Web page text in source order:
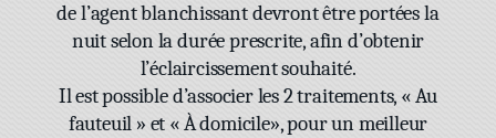
de l’agent blanchissant devront être portées la
nuit selon la durée prescrite, afin d’obtenir
l’éclaircissement souhaité.
Il est possible d’associer les 2 traitements, « Au
fauteuil » et « À domicile», pour un meilleur